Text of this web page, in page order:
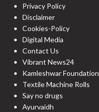
Privacy Policy
Disclaimer
Cookies-Policy
Digital Media
Contact Us
Vibrant News24
Kamleshwar Foundation
Textile Machine Rolls
Say no drugs
Ayurvaidh